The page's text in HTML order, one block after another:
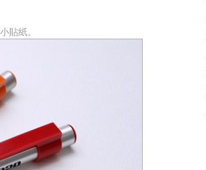
貼紙。